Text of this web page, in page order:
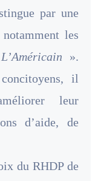
par une
les
».
il
leur
d’aide, de
du RHDP de